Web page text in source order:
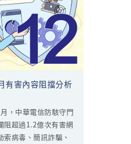
有害內容阻擋分析
，中華電信防駭守門
阻超過1.2億次有害網
索病毒、簡訊詐騙、